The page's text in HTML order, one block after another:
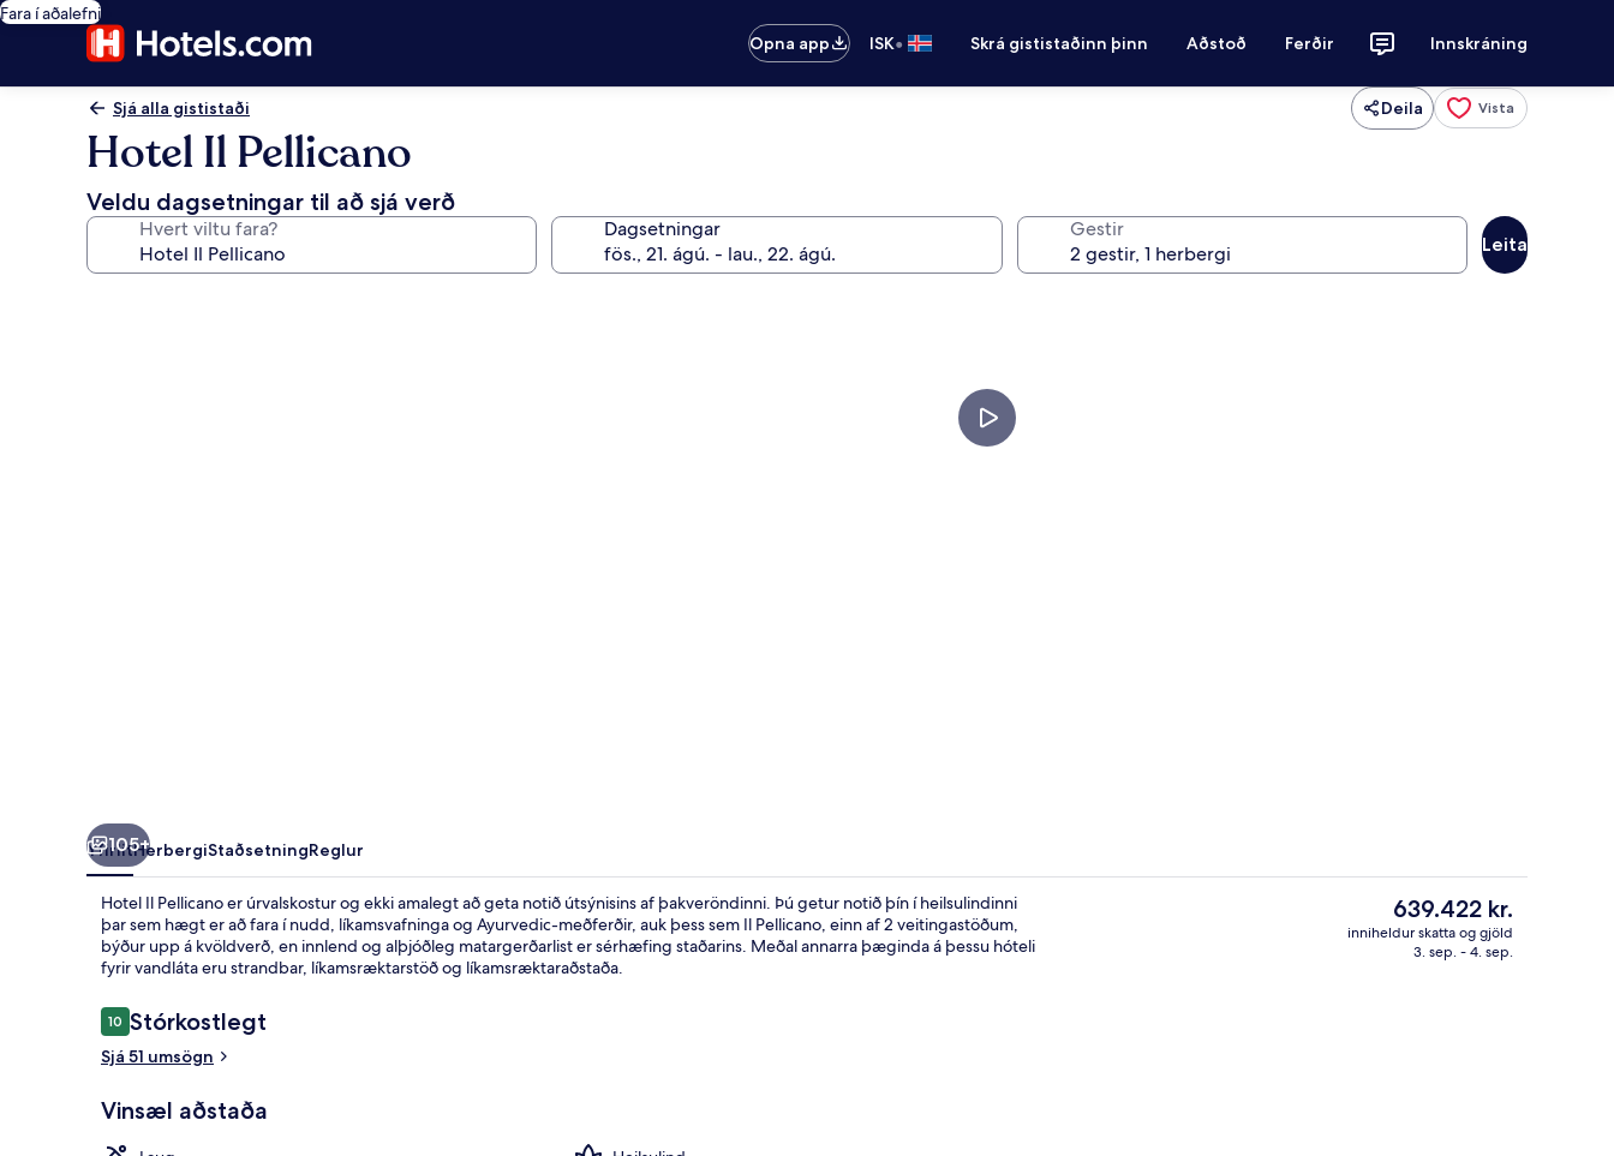
Fara í aðalefni
Opna app
ISK• Skrá gististaðinn þinn Aðstoð Ferðir Innskráning
Sjá alla gististaði Deila Vista
Hotel Il Pellicano
Veldu dagsetningar til að sjá verð
Hvert viltu fara? Dagsetningar Gestir
Leita
105+
YfirlitHerbergiStaðsetningReglur
Hotel Il Pellicano er úrvalskostur og ekki amalegt að geta notið útsýnisins af þakveröndinni. Þú getur notið þín í heilsulindinni
þar sem hægt er að fara í nudd, líkamsvafninga og Ayurvedic-meðferðir, auk þess sem Il Pellicano, einn af 2 veitingastöðum,
býður upp á kvöldverð, en innlend og alþjóðleg matargerðarlist er sérhæfing staðarins. Meðal annarra þæginda á þessu hóteli
fyrir vandláta eru strandbar, líkamsræktarstöð og líkamsræktaraðstaða.
Umsagnir
1010 af 10
Stórkostlegt
Sjá 51 umsögn
Vinsæl aðstaða
Núverandi
verð
639.422 kr.
inniheldur skatta og gjöld
3. sep. - 4. sep.